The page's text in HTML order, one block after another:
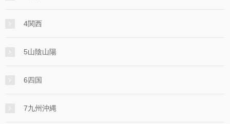
4関西
5山陰山陽
6四国
7九州沖縄